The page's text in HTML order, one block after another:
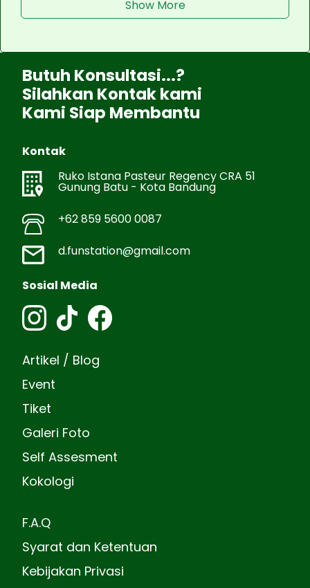
Show More
Butuh Konsultasi...?
Silahkan Kontak kami
Kami Siap Membantu
Kontak
Ruko Istana Pasteur Regency CRA 51
Gunung Batu - Kota Bandung
+62 859 5600 0087
d.funstation@gmail.com
Sosial Media
Artikel / Blog
Event
Tiket
Galeri Foto
Self Assesment
Kokologi
F.A.Q
Syarat dan Ketentuan
Kebijakan Privasi